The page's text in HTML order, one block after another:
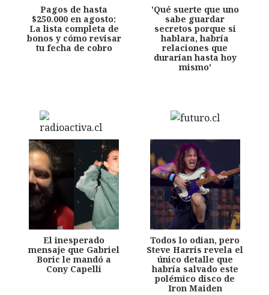
Pagos de hasta
$250.000 en agosto:
La lista completa de
bonos y cómo revisar
tu fecha de cobro
'Qué suerte que uno
sabe guardar
secretos porque si
hablara, habría
relaciones que
durarían hasta hoy
mismo'
El inesperado
mensaje que Gabriel
Boric le mandó a
Cony Capelli
Todos lo odian, pero
Steve Harris revela el
único detalle que
habría salvado este
polémico disco de
Iron Maiden